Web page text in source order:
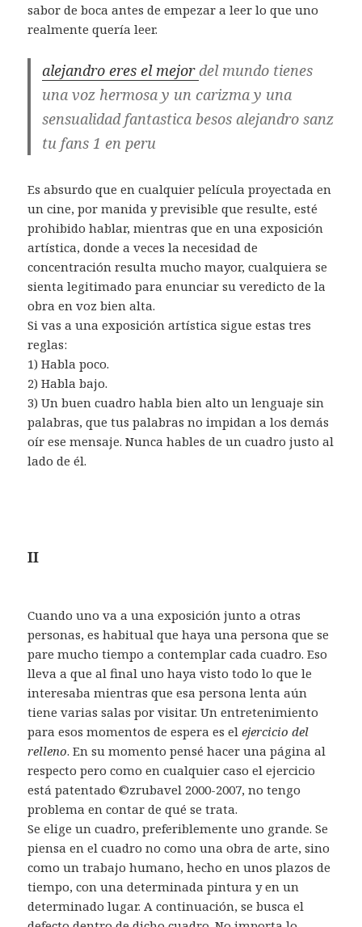
sabor de boca antes de empezar a leer lo que uno
realmente quería leer.
alejandro eres el mejordel mundo tienes
una voz hermosa y un carizma y una
sensualidad fantastica besos alejandro sanz
tu fans 1 en peru
Es absurdo que en cualquier película proyectada en
un cine, por manida y previsible que resulte, esté
prohibido hablar, mientras que en una exposición
artística, donde a veces la necesidad de
concentración resulta mucho mayor, cualquiera se
sienta legitimado para enunciar su veredicto de la
obra en voz bien alta.
Si vas a una exposición artística sigue estas tres
reglas:
1) Habla poco.
2) Habla bajo.
3) Un buen cuadro habla bien alto un lenguaje sin
palabras, que tus palabras no impidan a los demás
oír ese mensaje. Nunca hables de un cuadro justo al
lado de él.
II
Cuando uno va a una exposición junto a otras
personas, es habitual que haya una persona que se
pare mucho tiempo a contemplar cada cuadro. Eso
lleva a que al final uno haya visto todo lo que le
interesaba mientras que esa persona lenta aún
tiene varias salas por visitar. Un entretenimiento
para esos momentos de espera es elejercicio del
relleno. En su momento pensé hacer una página al
respecto pero como en cualquier caso el ejercicio
está patentado ©zrubavel 2000-2007, no tengo
problema en contar de qué se trata.
Se elige un cuadro, preferiblemente uno grande. Se
piensa en el cuadro no como una obra de arte, sino
como un trabajo humano, hecho en unos plazos de
tiempo, con una determinada pintura y en un
determinado lugar. A continuación, se busca el